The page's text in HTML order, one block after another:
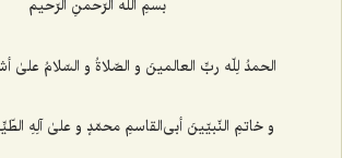
بسمِ اللَه الرّحمنِ الرّحیم
الحمدُ لِلّه ربِّ العالمینَ و الصّلاةُ و السّلامُ علیٰ
و خاتمِ النّبیّینَ أبی‌القاسمِ محمّدٍ و علیٰ آلِهِ